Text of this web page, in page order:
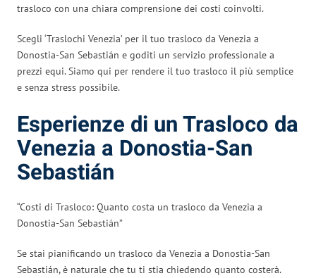
trasloco con una chiara comprensione dei costi coinvolti.
Scegli ‘Traslochi Venezia’ per il tuo trasloco da Venezia a
Donostia-San Sebastián e goditi un servizio professionale a
prezzi equi. Siamo qui per rendere il tuo trasloco il più semplice
e senza stress possibile.
Esperienze di un Trasloco da
Venezia a Donostia-San
Sebastián
“Costi di Trasloco: Quanto costa un trasloco da Venezia a
Donostia-San Sebastián”
Se stai pianificando un trasloco da Venezia a Donostia-San
Sebastián, è naturale che tu ti stia chiedendo quanto costerà.